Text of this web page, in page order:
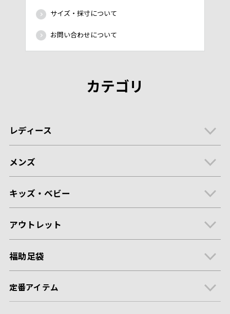
サイズ・採寸について
お問い合わせについて
カテゴリ
レディース
メンズ
キッズ・ベビー
アウトレット
福助足袋
定番アイテム